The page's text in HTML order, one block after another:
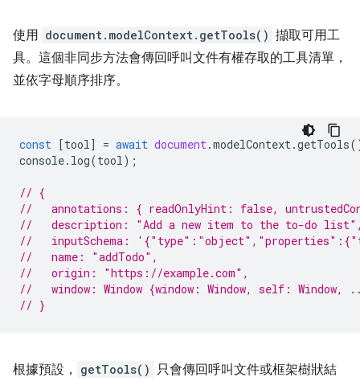
使用 document.modelContext.getTools() 擷取可用工
具。這個非同步方法會傳回呼叫文件有權存取的工具清單，
並依字母順序排序。
const [tool] = await document.modelContext.getTools
console. log(tool);
// {
//   annotations: { readOnlyHint: false,
//   description: "Add a new item to the to-do
//   inputSchema:
//   name: "addTodo",
//   origin: "https://example.com",
//   window: Window {window: Window, self: Window,
// }
根據預設， getTools() 只會傳回呼叫文件或框架樹狀結